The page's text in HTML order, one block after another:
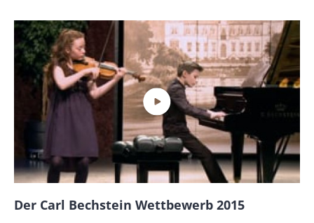
Miniaturbild
Name
Der Carl Bechstein Wettbewerb 2015